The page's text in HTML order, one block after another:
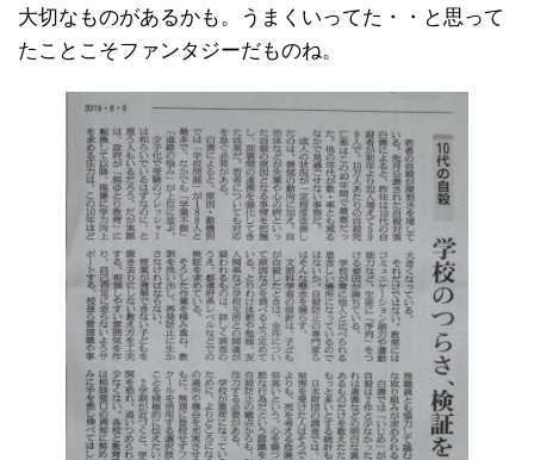
大切なものがあるかも。うまくいってた・・と思って
たことこそファンタジーだものね。